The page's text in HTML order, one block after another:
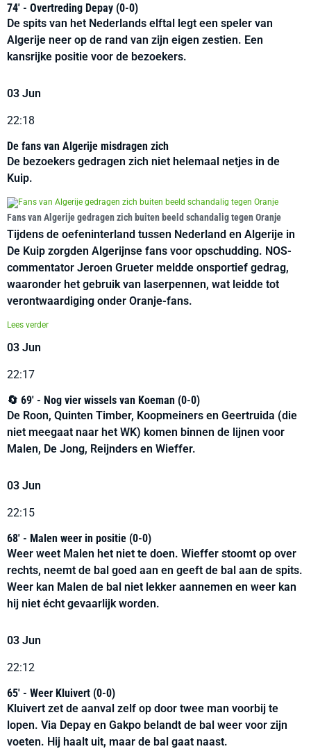
74' - Overtreding Depay (0-0)
De spits van het Nederlands elftal legt een speler van
Algerije neer op de rand van zijn eigen zestien. Een
kansrijke positie voor de bezoekers.
03 Jun
22:18
De fans van Algerije misdragen zich
De bezoekers gedragen zich niet helemaal netjes in de
Kuip.
Fans van Algerije gedragen zich buiten beeld schandalig tegen Oranje
Tijdens de oefeninterland tussen Nederland en Algerije in
De Kuip zorgden Algerijnse fans voor opschudding. NOS-
commentator Jeroen Grueter meldde onsportief gedrag,
waaronder het gebruik van laserpennen, wat leidde tot
verontwaardiging onder Oranje-fans.
Lees verder
03 Jun
22:17
🔄 69' - Nog vier wissels van Koeman (0-0)
De Roon, Quinten Timber, Koopmeiners en Geertruida (die
niet meegaat naar het WK) komen binnen de lijnen voor
Malen, De Jong, Reijnders en Wieffer.
03 Jun
22:15
68' - Malen weer in positie (0-0)
Weer weet Malen het niet te doen. Wieffer stoomt op over
rechts, neemt de bal goed aan en geeft de bal aan de spits.
Weer kan Malen de bal niet lekker aannemen en weer kan
hij niet écht gevaarlijk worden.
03 Jun
22:12
65' - Weer Kluivert (0-0)
Kluivert zet de aanval zelf op door twee man voorbij te
lopen. Via Depay en Gakpo belandt de bal weer voor zijn
voeten. Hij haalt uit, maar de bal gaat naast.